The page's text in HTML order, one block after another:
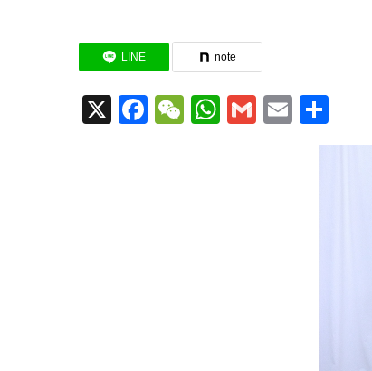
LINE note
X Facebook
WeChat
WhatsApp
GmailEmail
有